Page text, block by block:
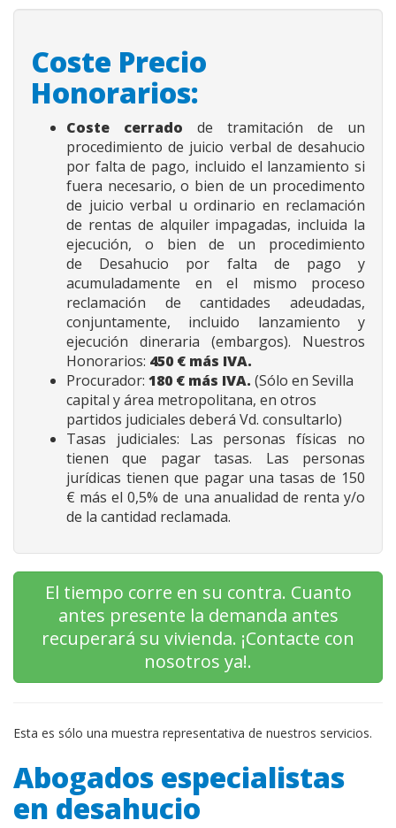
Coste Precio
Honorarios:
Coste cerrado de tramitación de un
procedimiento de juicio verbal de desahucio
por falta de pago, incluido el lanzamiento si
fuera necesario, o bien de un procedimento
de juicio verbal u ordinario en reclamación
de rentas de alquiler impagadas, incluida la
ejecución, o bien de un procedimiento
de Desahucio por falta de pago y
acumuladamente en el mismo proceso
reclamación de cantidades adeudadas,
conjuntamente, incluido lanzamiento y
ejecución dineraria (embargos). Nuestros
Honorarios: 450 € más IVA.
Procurador: 180 € más IVA. (Sólo en Sevilla
capital y área metropolitana, en otros
partidos judiciales deberá Vd. consultarlo)
Tasas judiciales: Las personas físicas no
tienen que pagar tasas. Las personas
jurídicas tienen que pagar una tasas de 150
€ más el 0,5% de una anualidad de renta y/o
de la cantidad reclamada.
El tiempo corre en su contra. Cuanto
antes presente la demanda antes
recuperará su vivienda. ¡Contacte con
nosotros ya!.
Esta es sólo una muestra representativa de nuestros servicios.
Abogados especialistas
en desahucio